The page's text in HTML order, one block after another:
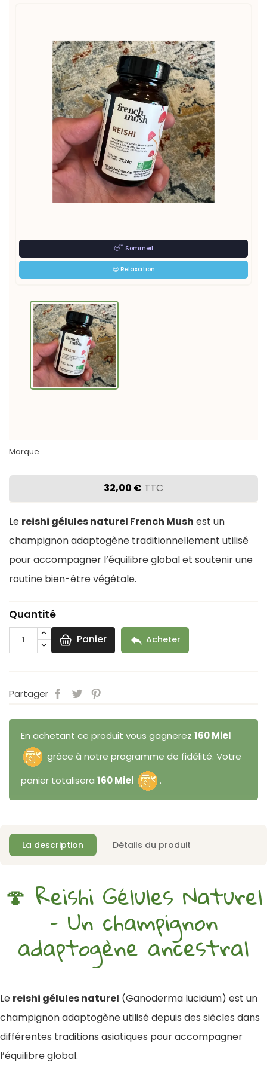
😴 Sommeil
😌 Relaxation
Marque
32,00 € TTC
Le reishi gélules naturel French Mush est un
champignon adaptogène traditionnellement utilisé
pour accompagner l’équilibre global et soutenir une
routine bien-être végétale.
Quantité
Panier  Acheter
Partager
En achetant ce produit vous gagnerez 160 Miel
grâce à notre programme de fidélité. Votre
panier totalisera 160 Miel .
La description Détails du produit
🍄 Reishi Gélules Naturel
– Un champignon
adaptogène ancestral
Le reishi gélules naturel (Ganoderma lucidum) est un
champignon adaptogène utilisé depuis des siècles dans
différentes traditions asiatiques pour accompagner
l’équilibre global.